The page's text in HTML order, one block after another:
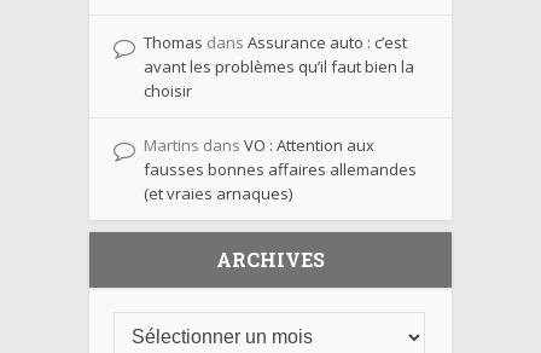
Thomas dans Assurance auto : c’est
avant les problèmes qu’il faut bien la
choisir
Martins dans VO : Attention aux
fausses bonnes affaires allemandes
(et vraies arnaques)
ARCHIVES